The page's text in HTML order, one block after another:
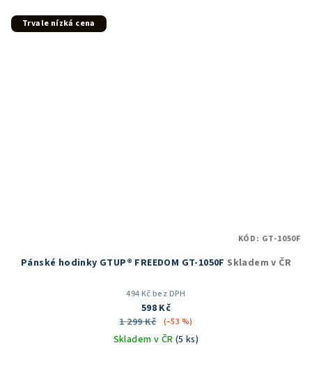
Trvale nízká cena
Pánské hodinky GTUP® FREEDOM GT-1050F Skladem v ČR
494 Kč bez DPH
598 Kč
1 299 Kč
(–53 %)
Skladem v ČR (5 ks)
KÓD: GT-1050F